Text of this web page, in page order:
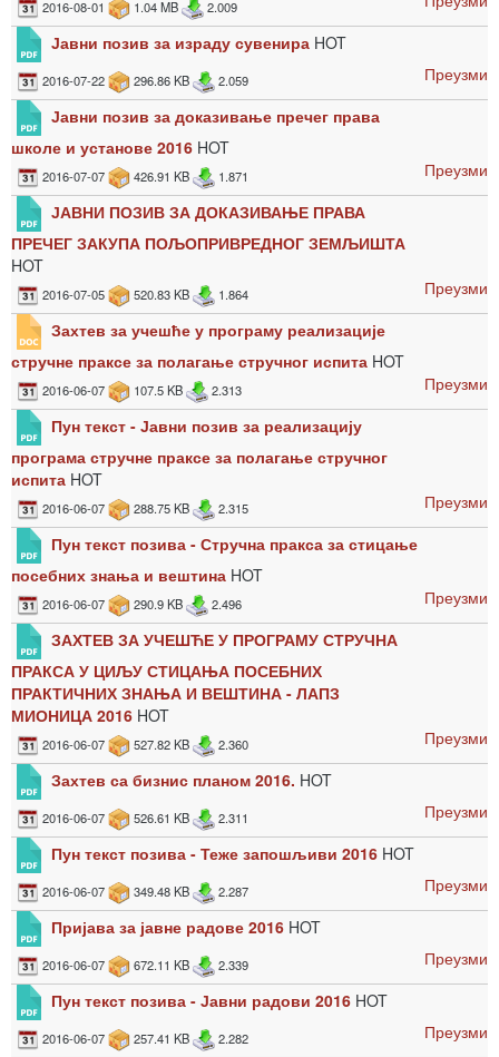
2016-08-01 1.04 MB 2.009
Јавни позив за израду сувенира HOT
2016-07-22 296.86 KB 2.059
Преузми
Јавни позив за доказивање пречег права
школе и установе 2016 HOT
2016-07-07 426.91 KB 1.871
Преузми
ЈАВНИ ПОЗИВ ЗА ДОКАЗИВАЊЕ ПРАВА
ПРЕЧЕГ ЗАКУПА ПОЉОПРИВРЕДНОГ ЗЕМЉИШТА
HOT
2016-07-05 520.83 KB 1.864
Преузми
Захтев за учешће у програму реализације
стручне праксе за полагање стручног испита HOT
2016-06-07 107.5 KB 2.313
Преузми
Пун текст - Јавни позив за реализацију
програма стручне праксе за полагање стручног
испита HOT
2016-06-07 288.75 KB 2.315
Преузми
Пун текст позива - Стручна пракса за стицање
посебних знања и вештина HOT
2016-06-07 290.9 KB 2.496
Преузми
ЗАХТЕВ ЗА УЧЕШЋЕ У ПРОГРАМУ СТРУЧНА
ПРАКСА У ЦИЉУ СТИЦАЊА ПОСЕБНИХ
ПРАКТИЧНИХ ЗНАЊА И ВЕШТИНА - ЛАПЗ
МИОНИЦА 2016 HOT
2016-06-07 527.82 KB 2.360
Преузми
Захтев са бизнис планом 2016. HOT
2016-06-07 526.61 KB 2.311
Преузми
Пун текст позива - Теже запошљиви 2016 HOT
2016-06-07 349.48 KB 2.287
Преузми
Пријава за јавне радове 2016 HOT
2016-06-07 672.11 KB 2.339
Преузми
Пун текст позива - Јавни радови 2016 HOT
2016-06-07 257.41 KB 2.282
Преузми